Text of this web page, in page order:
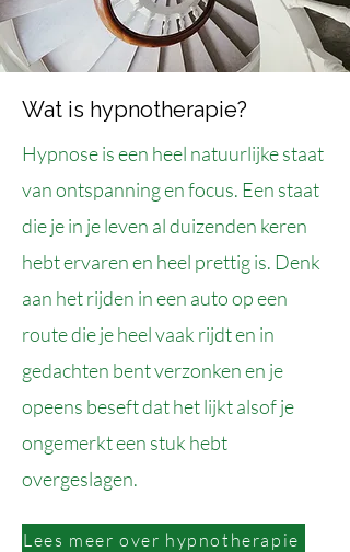
Wat is hypnotherapie?
Hypnose is een heel natuurlijke staat
van ontspanning en focus. Een staat
die je in je leven al duizenden keren
hebt ervaren en heel prettig is. Denk
aan het rijden in een auto op een
route die je heel vaak rijdt en in
gedachten bent verzonken en je
opeens beseft dat het lijkt alsof je
ongemerkt een stuk hebt
overgeslagen.
Lees meer over hypnotherapie